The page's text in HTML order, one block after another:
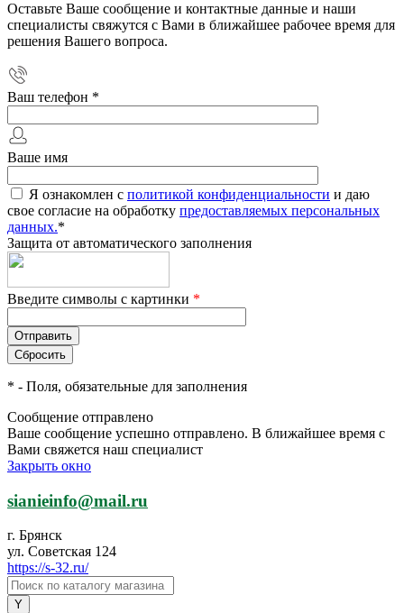
Оставьте Ваше сообщение и контактные данные и наши
специалисты свяжутся с Вами в ближайшее рабочее время для
решения Вашего вопроса.
Ваш телефон *
Ваше имя
Я ознакомлен с политикой конфиденциальности и даю
свое согласие на обработку предоставляемых персональных
данных.*
Защита от автоматического заполнения
Введите символы с картинки *
* - Поля, обязательные для заполнения
Сообщение отправлено
Ваше сообщение успешно отправлено. В ближайшее время с
Вами свяжется наш специалист
Закрыть окно
sianieinfo@mail.ru
г. Брянск
ул. Советская 124
https://s-32.ru/